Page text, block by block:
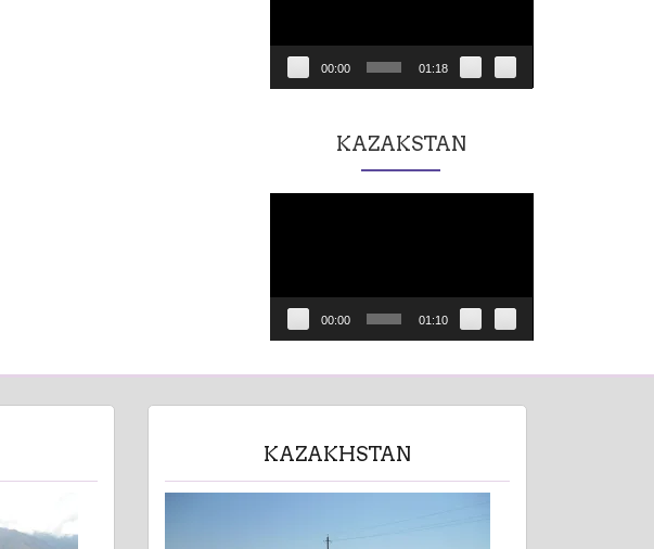
00:00 01:18
KAZAKSTAN
00:00 01:10
KAZAKHSTAN